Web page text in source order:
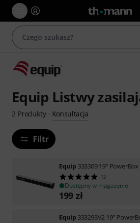
Equip Listwy
2 Produkty· Konsultacja
Filtr
Equip 333309 19" PowerBox
12
Dostępny w magazynie
199 zł
Equip 333293V2 19"